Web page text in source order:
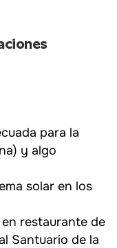
para la
y algo
solar en los
restaurante de
Santuario de la